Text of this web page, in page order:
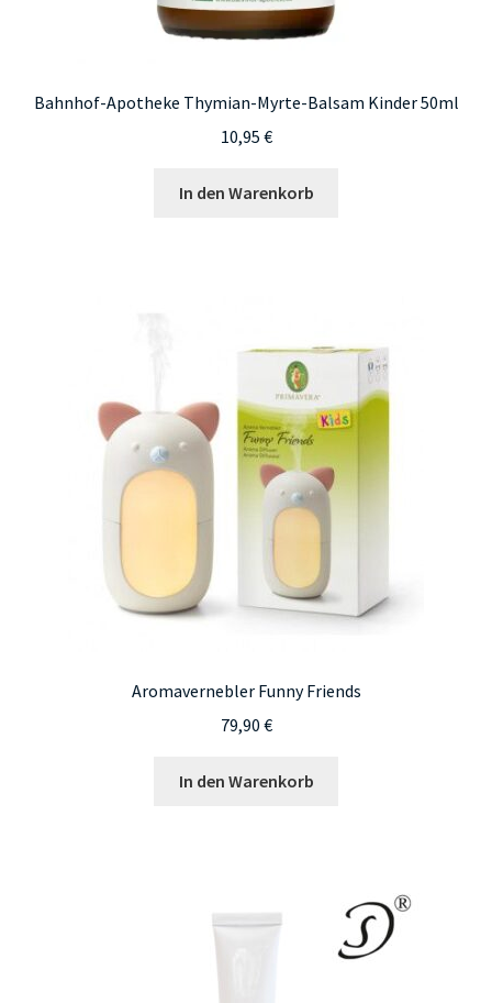
Bahnhof-Apotheke Thymian-Myrte-Balsam Kinder 50ml
10,95 €
In den Warenkorb
Aromavernebler Funny Friends
79,90 €
In den Warenkorb